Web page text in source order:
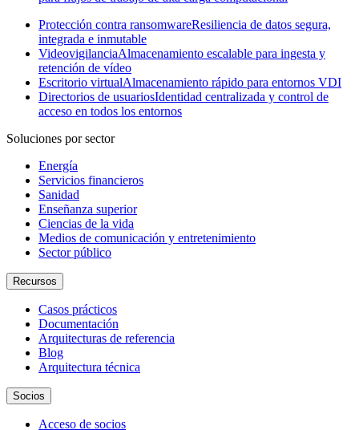
Protección contra ransomwareResiliencia de datos segura,
integrada e inmutable
VideovigilanciaAlmacenamiento escalable para ingesta y
retención de vídeo
Escritorio virtualAlmacenamiento rápido para entornos VDI
Directorios de usuariosIdentidad centralizada y control de
acceso en todos los entornos
Soluciones por sector
Energía
Servicios financieros
Sanidad
Enseñanza superior
Ciencias de la vida
Medios de comunicación y entretenimiento
Sector público
Recursos
Casos prácticos
Documentación
Arquitecturas de referencia
Blog
Arquitectura técnica
Socios
Acceso de socios